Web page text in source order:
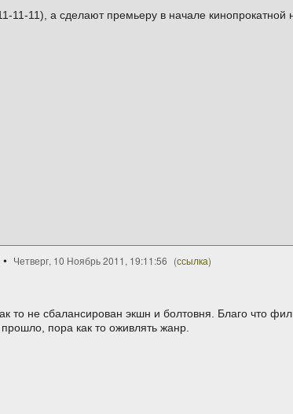
11-11), а сделают премьеру в начале кинопрокатной
Четверг, 10 Ноябрь 2011, 19:11:56 (ссылка)
то не сбалансирован экшн и болтовня. Благо что
пора как то оживлять жанр.